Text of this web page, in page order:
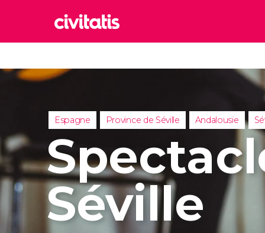
Italie
Maroc
Espagne Province de Séville Andalousie
Séville